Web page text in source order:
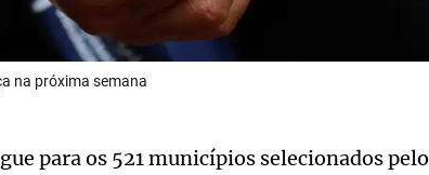
na próxima semana
para os 521 municípios selecionados pelo